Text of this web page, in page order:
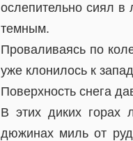
ослепительно сиял в
темным.
Проваливаясь по
уже клонилось к
Поверхность снега
В этих диких горах
дюжинах миль от